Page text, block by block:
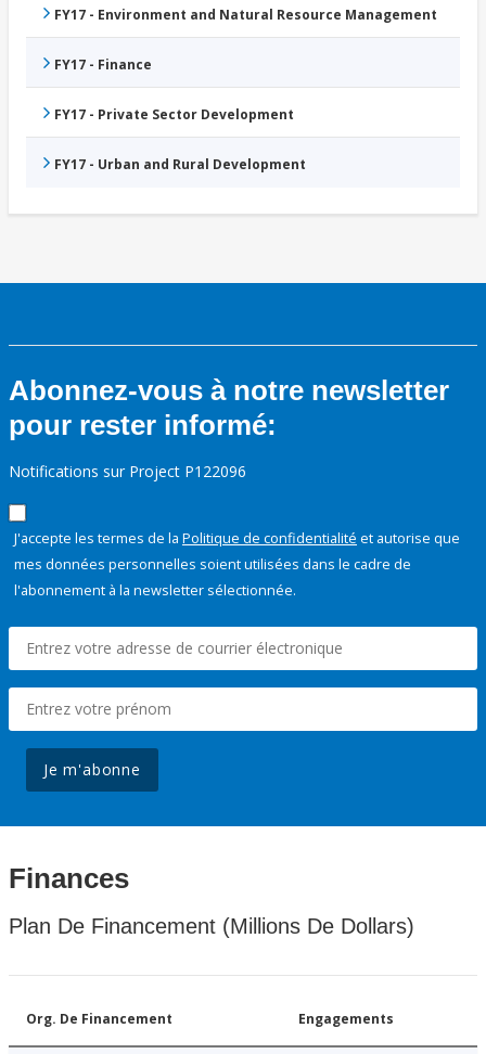
FY17 - Environment and Natural Resource Management
FY17 - Finance
FY17 - Private Sector Development
FY17 - Urban and Rural Development
Abonnez-vous à notre newsletter
pour rester informé:
Notifications sur Project P122096
J'accepte les termes de la Politique de confidentialité et autorise que
mes données personnelles soient utilisées dans le cadre de
l'abonnement à la newsletter sélectionnée.
Je m'abonne
Finances
Plan De Financement (Millions De Dollars)
Org. De Financement Engagements